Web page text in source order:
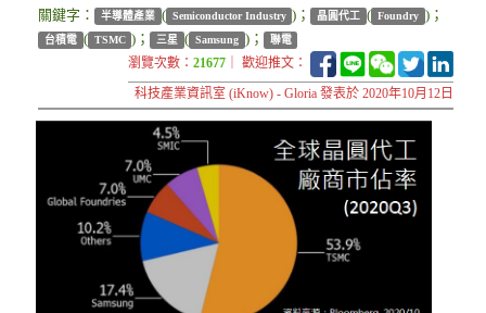
關鍵字： 半導體產業 ( Semiconductor Industry )； 晶圓代工 ( Foundry )；
台積電 ( TSMC )； 三星 ( Samsung )； 聯電
瀏覽次數：21677 ｜ 歡迎推文：
科技產業資訊室 (iKnow) - Gloria 發表於 2020年10月12日